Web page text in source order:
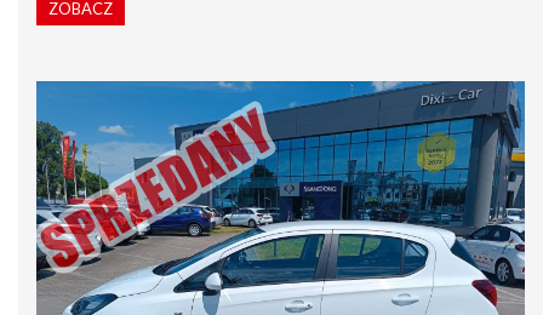
ZOBACZ